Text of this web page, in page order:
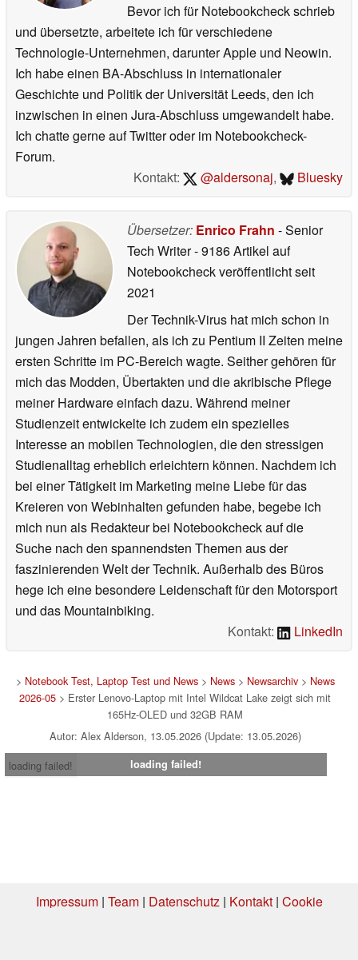
Bevor ich für Notebookcheck schrieb
und übersetzte, arbeitete ich für verschiedene
Technologie-Unternehmen, darunter Apple und Neowin.
Ich habe einen BA-Abschluss in internationaler
Geschichte und Politik der Universität Leeds, den ich
inzwischen in einen Jura-Abschluss umgewandelt habe.
Ich chatte gerne auf Twitter oder im Notebookcheck-
Forum.
Kontakt:
@aldersonaj, Bluesky
Übersetzer: Enrico Frahn - Senior
Tech Writer- 9186 Artikel auf
Notebookcheck veröffentlichtseit
2021
Der Technik-Virus hat mich schon in
jungen Jahren befallen, als ich zu Pentium II Zeiten meine
ersten Schritte im PC-Bereich wagte. Seither gehören für
mich das Modden, Übertakten und die akribische Pflege
meiner Hardware einfach dazu. Während meiner
Studienzeit entwickelte ich zudem ein spezielles
Interesse an mobilen Technologien, die den stressigen
Studienalltag erheblich erleichtern können. Nachdem ich
bei einer Tätigkeit im Marketing meine Liebe für das
Kreieren von Webinhalten gefunden habe, begebe ich
mich nun als Redakteur bei Notebookcheck auf die
Suche nach den spannendsten Themen aus der
faszinierenden Welt der Technik. Außerhalb des Büros
hege ich eine besondere Leidenschaft für den Motorsport
und das Mountainbiking.
Kontakt:
LinkedIn
> Notebook Test, Laptop Test und News> News> Newsarchiv> News
2026-05 > Erster Lenovo-Laptop mit Intel Wildcat Lake zeigt sich mit
165Hz-OLED und 32GB RAM
Autor: Alex Alderson, 13.05.2026 (Update: 13.05.2026)
loading failed!
loading failed!
Impressum| Team| Datenschutz| Kontakt| Cookie